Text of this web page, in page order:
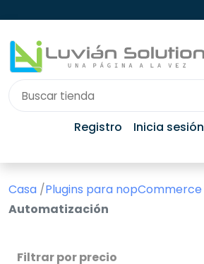
Registro Inicia sesión
Casa /Plugins para nopCommerce
Automatización
Filtrar por precio